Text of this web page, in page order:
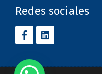
Redes sociales